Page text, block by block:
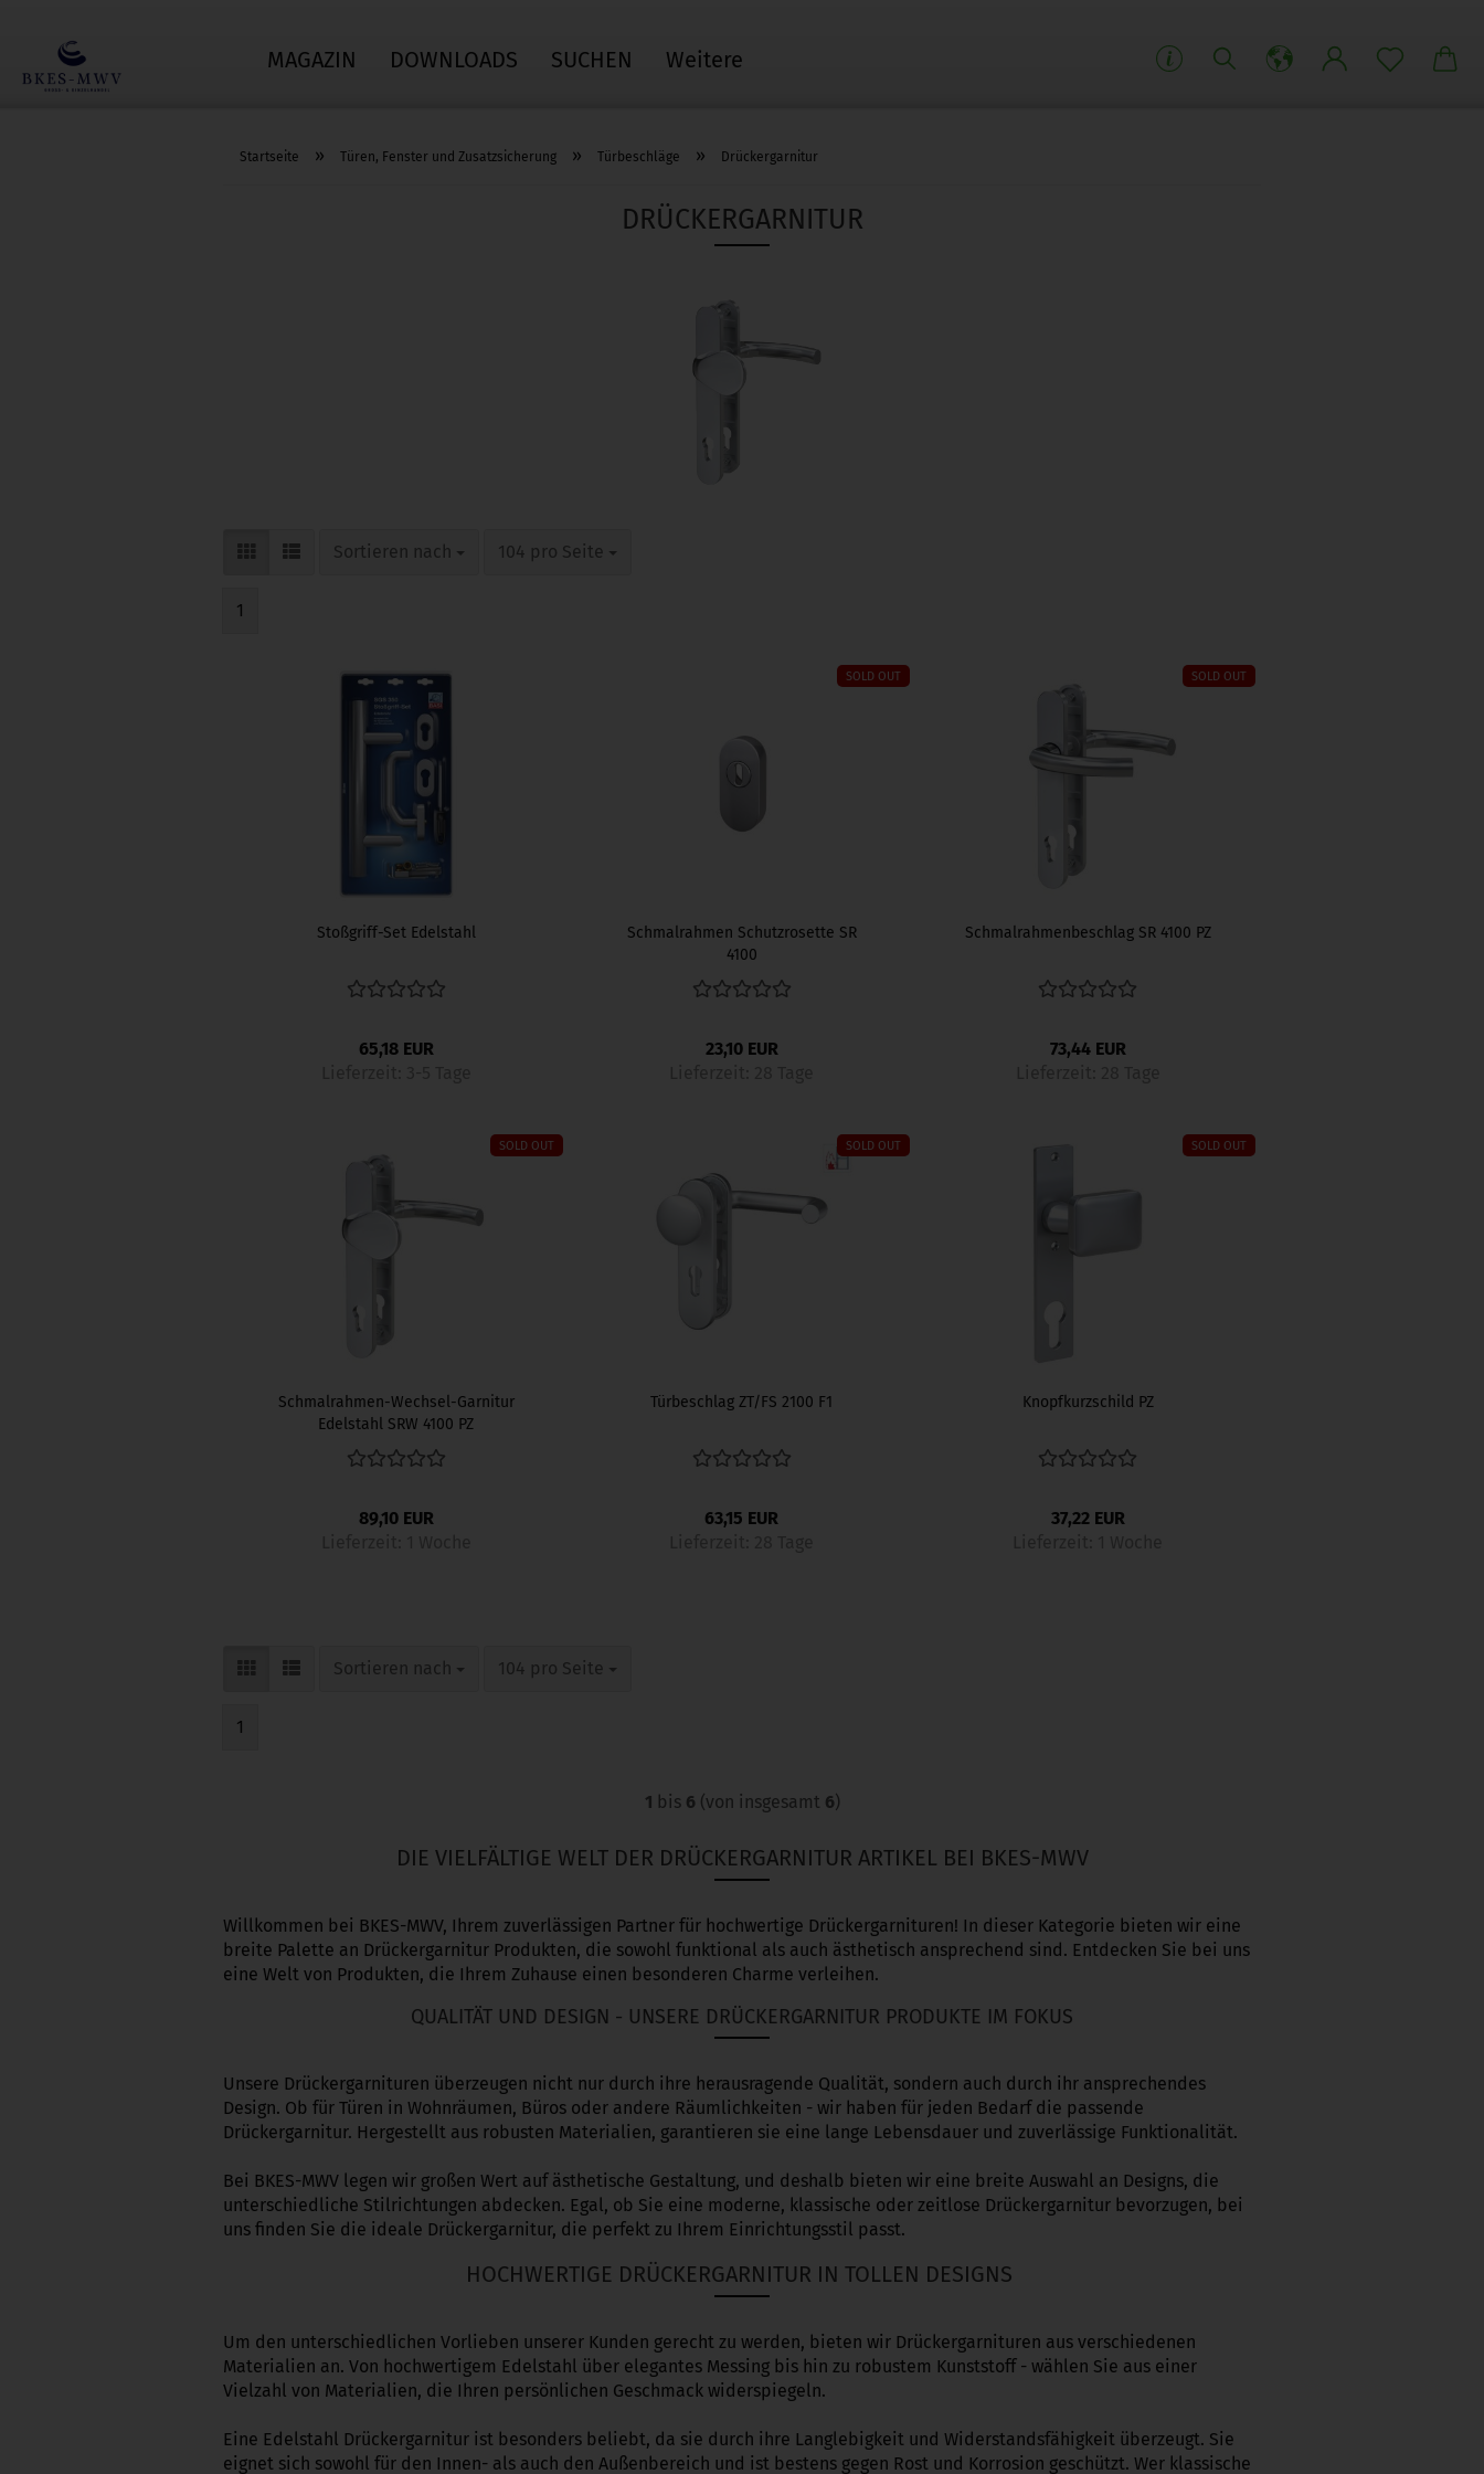
MAGAZIN DOWNLOADS SUCHEN Weitere
Startseite » Türen, Fenster und Zusatzsicherung » Türbeschläge » Drückergarnitur
DRÜCKERGARNITUR
Sortieren nach
Sortieren nach 104 pro Seite
pro Seite
1
Stoßgriff-Set Edelstahl
65,18 EUR
SOLD OUT
Schmalrahmen Schutzrosette SR
4100
23,10 EUR
SOLD OUT
Schmalrahmenbeschlag SR 4100 PZ
73,44 EUR
SOLD OUT
Schmalrahmen-Wechsel-Garnitur
Edelstahl SRW 4100 PZ
89,10 EUR
SOLD OUT
Türbeschlag ZT/FS 2100 F1
63,15 EUR
SOLD OUT
Knopfkurzschild PZ
37,22 EUR
Sortieren nach
Sortieren nach 104 pro Seite
pro Seite
1
1 bis 6 (von insgesamt 6)
DIE VIELFÄLTIGE WELT DER DRÜCKERGARNITUR ARTIKEL BEI BKES-MWV
Willkommen bei BKES-MWV, Ihrem zuverlässigen Partner für hochwertige Drückergarnituren! In dieser Kategorie bieten wir eine
breite Palette an Drückergarnitur Produkten, die sowohl funktional als auch ästhetisch ansprechend sind. Entdecken Sie bei uns
eine Welt von Produkten, die Ihrem Zuhause einen besonderen Charme verleihen.
QUALITÄT UND DESIGN - UNSERE DRÜCKERGARNITUR PRODUKTE IM FOKUS
Unsere Drückergarnituren überzeugen nicht nur durch ihre herausragende Qualität, sondern auch durch ihr ansprechendes
Design. Ob für Türen in Wohnräumen, Büros oder andere Räumlichkeiten - wir haben für jeden Bedarf die passende
Drückergarnitur. Hergestellt aus robusten Materialien, garantieren sie eine lange Lebensdauer und zuverlässige Funktionalität.
Bei BKES-MWV legen wir großen Wert auf ästhetische Gestaltung, und deshalb bieten wir eine breite Auswahl an Designs, die
unterschiedliche Stilrichtungen abdecken. Egal, ob Sie eine moderne, klassische oder zeitlose Drückergarnitur bevorzugen, bei
uns finden Sie die ideale Drückergarnitur, die perfekt zu Ihrem Einrichtungsstil passt.
HOCHWERTIGE DRÜCKERGARNITUR IN TOLLEN DESIGNS
Um den unterschiedlichen Vorlieben unserer Kunden gerecht zu werden, bieten wir Drückergarnituren aus verschiedenen
Materialien an. Von hochwertigem Edelstahl über elegantes Messing bis hin zu robustem Kunststoff - wählen Sie aus einer
Vielzahl von Materialien, die Ihren persönlichen Geschmack widerspiegeln.
Eine Edelstahl Drückergarnitur ist besonders beliebt, da sie durch ihre Langlebigkeit und Widerstandsfähigkeit überzeugt. Sie
eignet sich sowohl für den Innen- als auch den Außenbereich und ist bestens gegen Rost und Korrosion geschützt. Wer klassische